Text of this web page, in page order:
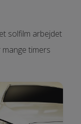
solfilm arbejdet
timers